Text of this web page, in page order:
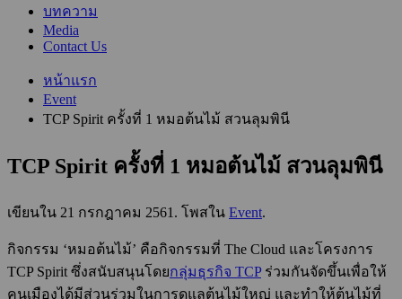
บทความ
Media
Contact Us
หน้าแรก
Event
TCP Spirit ครั้งที่ 1 หมอต้นไม้ สวนลุมพินี
TCP Spirit ครั้งที่ 1 หมอต้นไม้ สวนลุมพินี
เขียนใน 21 กรกฎาคม 2561 . โพสใน Event.
กิจกรรม ‘หมอต้นไม้’ คือกิจกรรมที่ The Cloud และโครงการ
TCP Spirit ซึ่งสนับสนุนโดยกลุ่มธุรกิจ TCPร่วมกันจัดขึ้นเพื่อให้
คนเมืองได้มีส่วนร่วมในการดูแลต้นไม้ใหญ่ และทำให้ต้นไม้ที่